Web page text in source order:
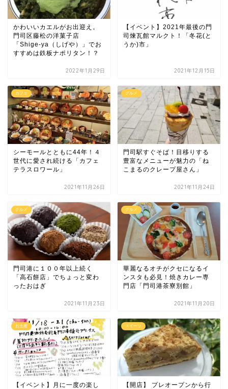
かわいいカエルがお出迎え。
門司区藤松の洋菓子店
「Shige-ya（しげや）」でお
すすめは鉄板ナポリタン！？
2022年1月29日
【イベント】2021年最後の門
司煉瓦館マルクト！「冬花(と
うか)市」
2021年12月15日
カフェ
シーモールとともに44年！４
世代に愛され続ける「カフェ
テラスロワール」
2021年11月26日
グルメ
門司駅すぐそば！目移りする
豊富なメニューが魅力の「ね
こまるのクレープ屋さん」
2021年11月24日
グルメ
門司港に１００年以上続く
「高石餅店」でちょっと変わ
ったおはぎ
2021年11月23日
グルメ
華麗なるオチがクセになるイ
ンスタも必見！焼きカレー専
門店「門司港茶寮別館」
2021年11月20日
お土産
【イベント】月に一度の楽し
スイーツ
【開店】 プレオープンから行